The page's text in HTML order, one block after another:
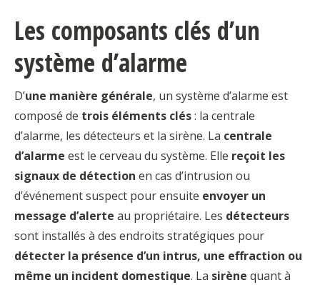
Les composants clés d’un
système d’alarme
D’une manière générale, un système d’alarme est
composé de trois éléments clés: la centrale
d’alarme, les détecteurs et la sirène. La centrale
d’alarme est le cerveau du système. Elle reçoit les
signaux de détection en cas d’intrusion ou
d’événement suspect pour ensuite envoyer un
message d’alerte au propriétaire. Les détecteurs
sont installés à des endroits stratégiques pour
détecter la présence d’un intrus, une effraction ou
même un incident domestique. La sirène quant à